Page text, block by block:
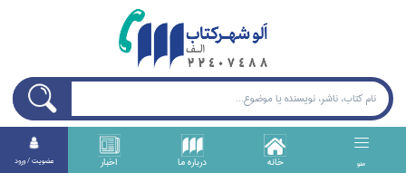
منو خانه درباره ما اخبار عضويت / ورود